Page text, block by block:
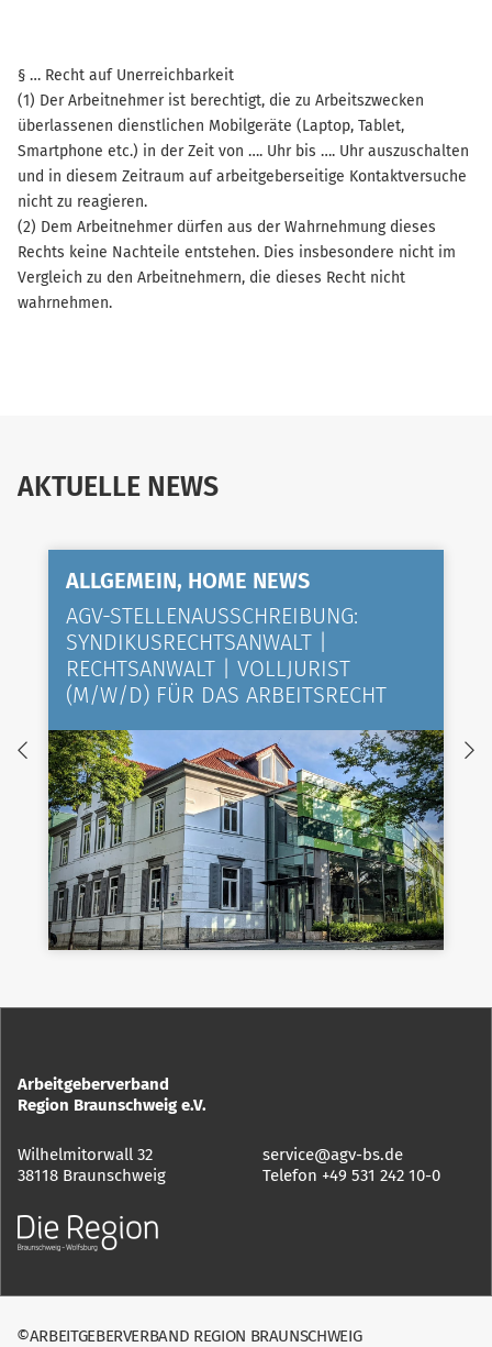
§ … Recht auf Unerreichbarkeit
(1) Der Arbeitnehmer ist berechtigt, die zu Arbeitszwecken
überlassenen dienstlichen Mobilgeräte (Laptop, Tablet,
Smartphone etc.) in der Zeit von …. Uhr bis …. Uhr auszuschalten
und in diesem Zeitraum auf arbeitgeberseitige Kontaktversuche
nicht zu reagieren.
(2) Dem Arbeitnehmer dürfen aus der Wahrnehmung dieses
Rechts keine Nachteile entstehen. Dies insbesondere nicht im
Vergleich zu den Arbeitnehmern, die dieses Recht nicht
wahrnehmen.
AKTUELLE NEWS
ALLGEMEIN, HOME NEWS
AGV-STELLENAUSSCHREIBUNG:
SYNDIKUSRECHTSANWALT |
RECHTSANWALT | VOLLJURIST
(M/W/D) FÜR DAS ARBEITSRECHT
Arbeitgeberverband
Region Braunschweig e.V.
Wilhelmitorwall 32
38118 Braunschweig
service@agv-bs.de
Telefon +49 531 242 10-0
©ARBEITGEBERVERBAND REGION BRAUNSCHWEIG